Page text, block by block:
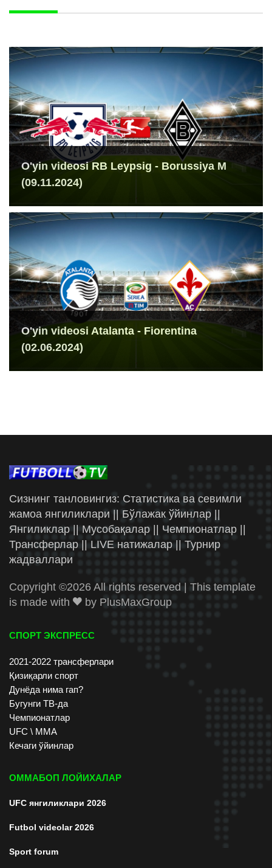
O'yin videosi RB Leypsig - Borussiya M
(09.11.2024)
O'yin videosi Atalanta - Fiorentina
(02.06.2024)
Сизнинг танловингиз: Статистика ва севимли
жамоа янгиликлари || Бўлажак ўйинлар ||
Янгиликлар || Мусобақалар || Чемпионатлар ||
Трансферлар || LIVE натижалар || Турнир
жадваллари
Copyright ©2026 All rights reserved | This template
is made with
by PlusMaxGroup
СПОРТ ЭКСПРЕСС
2021-2022 трансферлари
Қизиқарли спорт
Дунёда нима гап?
Бугунги ТВ-да
Чемпионатлар
UFC \ ММА
Кечаги ўйинлар
ОММАБОП ЛОЙИХАЛАР
UFC янгиликлари 2026
Futbol videolar 2026
Sport forum